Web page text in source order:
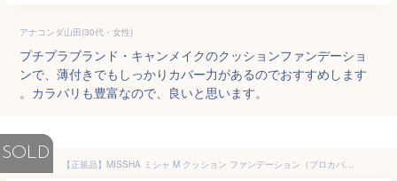
アナコンダ山田(30代・女性)
プチプラブランド・キャンメイクのクッションファンデーショ
ンで、薄付きでもしっかりカバー力があるのでおすすめします
。カラバリも豊富なので、良いと思います。
SOLD
【正規品】MISSHA ミシャ M クッション ファンデーション（プロカバー）レフィルのみ 15g SPF50 PA+++ 保湿 カバー 肌に優しい 敏感肌 肌悩み 韓国コスメ 大人クッションファンデ 密着 長時間カバー 本体 化粧品 メール便 送料無料 代引き不可